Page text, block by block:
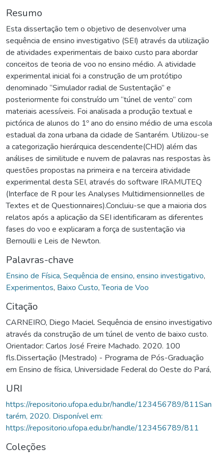
Resumo
Esta dissertação tem o objetivo de desenvolver uma
sequência de ensino investigativo (SEI) através da utilização
de atividades experimentais de baixo custo para abordar
conceitos de teoria de voo no ensino médio. A atividade
experimental inicial foi a construção de um protótipo
denominado “Simulador radial de Sustentação” e
posteriormente foi construído um “túnel de vento” com
materiais acessíveis. Foi analisada a produção textual e
pictórica de alunos do 1º ano do ensino médio de uma escola
estadual da zona urbana da cidade de Santarém. Utilizou-se
a categorização hierárquica descendente(CHD) além das
análises de similitude e nuvem de palavras nas respostas às
questões propostas na primeira e na terceira atividade
experimental desta SEI, através do software IRAMUTEQ
(Interface de R pour les Analyses Multidimensionnelles de
Textes et de Questionnaires).Concluiu-se que a maioria dos
relatos após a aplicação da SEI identificaram as diferentes
fases do voo e explicaram a força de sustentação via
Bernoulli e Leis de Newton.
Palavras-chave
Ensino de Física, Sequência de ensino, ensino investigativo,
Experimentos, Baixo Custo,Teoria de Voo
Citação
CARNEIRO, Diego Maciel. Sequência de ensino investigativo
através da construção de um túnel de vento de baixo custo.
Orientador: Carlos José Freire Machado. 2020. 100
fls.Dissertação (Mestrado) - Programa de Pós-Graduação
em Ensino de física, Universidade Federal do Oeste do Pará,
URI
https://repositorio.ufopa.edu.br/handle/123456789/811San
tarém, 2020. Disponível em:
https://repositorio.ufopa.edu.br/handle/123456789/811
Coleções